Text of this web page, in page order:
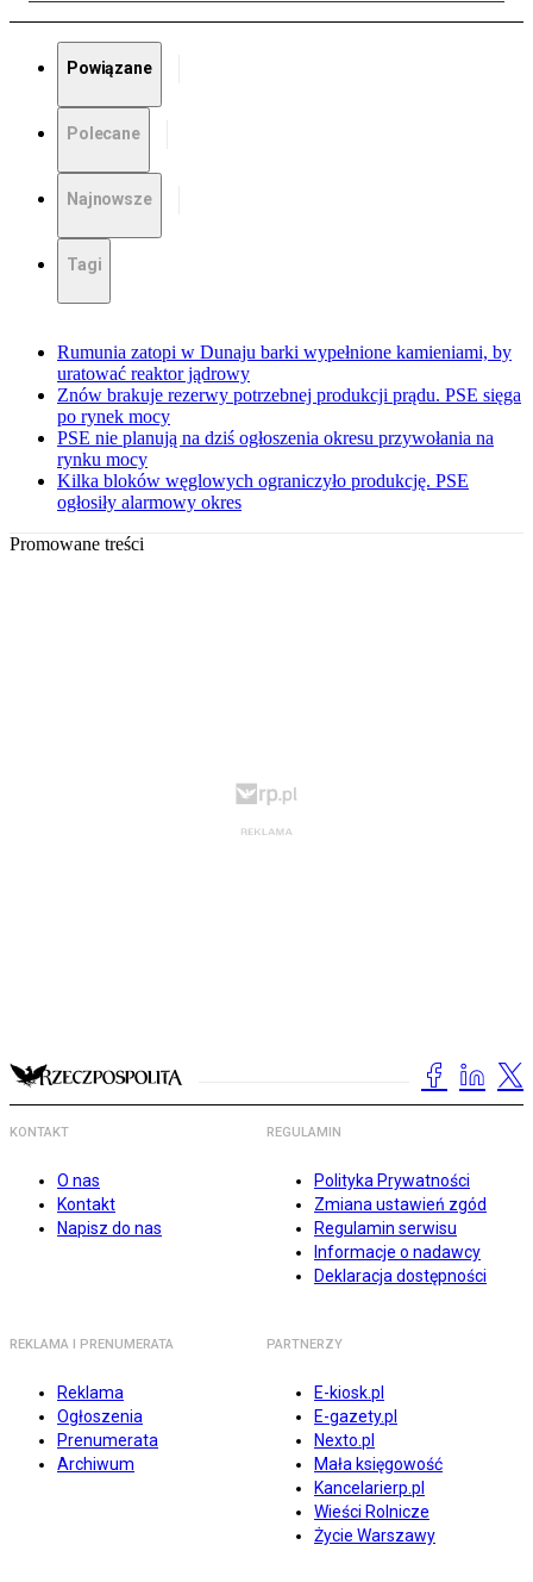
Powiązane
Polecane
Najnowsze
Tagi
Rumunia zatopi w Dunaju barki wypełnione kamieniami, by
uratować reaktor jądrowy
Znów brakuje rezerwy potrzebnej produkcji prądu. PSE sięga
po rynek mocy
PSE nie planują na dziś ogłoszenia okresu przywołania na
rynku mocy
Kilka bloków węglowych ograniczyło produkcję. PSE
ogłosiły alarmowy okres
Promowane treści
KONTAKT
O nas
Kontakt
Napisz do nas
REGULAMIN
Polityka Prywatności
Zmiana ustawień zgód
Regulamin serwisu
Informacje o nadawcy
Deklaracja dostępności
REKLAMA I PRENUMERATA
Reklama
Ogłoszenia
Prenumerata
Archiwum
PARTNERZY
E-kiosk.pl
E-gazety.pl
Nexto.pl
Mała księgowość
Kancelarierp.pl
Wieści Rolnicze
Życie Warszawy